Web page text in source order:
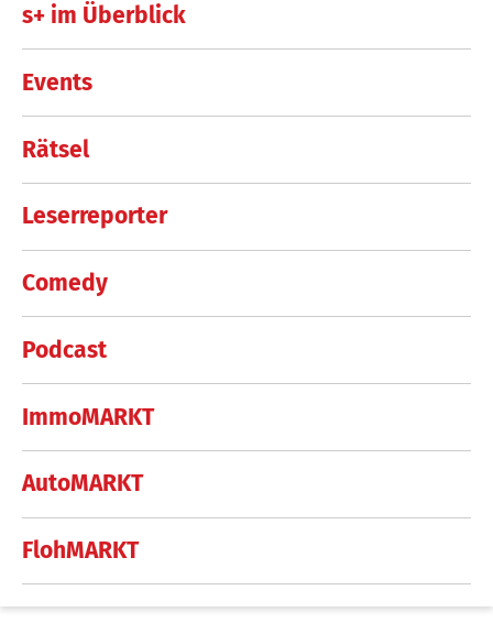
s+ im Überblick
Events
Rätsel
Leserreporter
Comedy
Podcast
ImmoMARKT
AutoMARKT
FlohMARKT